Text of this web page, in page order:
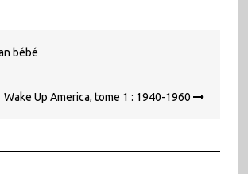
bébé
Wake Up America, tome 1 : 1940-1960